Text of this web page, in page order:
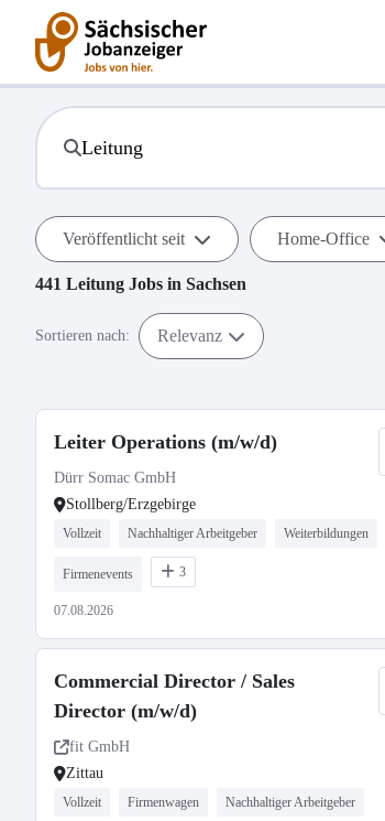
Veröffentlicht seit Home-Office
441 Leitung Jobs in Sachsen
Sortieren nach: Relevanz
Leiter Operations (m/w/d)
Dürr Somac GmbH
Stollberg/Erzgebirge
Vollzeit Nachhaltiger Arbeitgeber Weiterbildungen
Firmenevents 3
07.08.2026
Commercial Director / Sales
Director (m/w/d)
fit GmbH
Zittau
Vollzeit Firmenwagen Nachhaltiger Arbeitgeber